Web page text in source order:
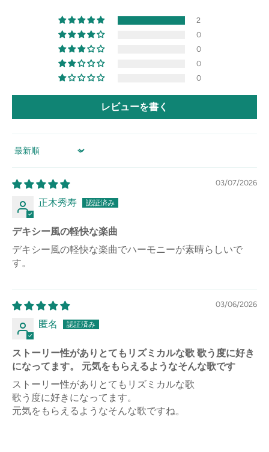
2
0
0
0
0
レビューを書く
Sort by
03/07/2026
正木秀寿
デキシー風の軽快な楽曲
デキシー風の軽快な楽曲でハーモニーが素晴らしいで
す。
03/06/2026
匿名
ストーリー性がありとてもリズミカルな歌 歌う度に好き
になってます。 元気をもらえるようなそんな歌です
ストーリー性がありとてもリズミカルな歌
歌う度に好きになってます。
元気をもらえるようなそんな歌ですね。